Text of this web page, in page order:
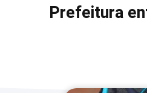
Prefeitura